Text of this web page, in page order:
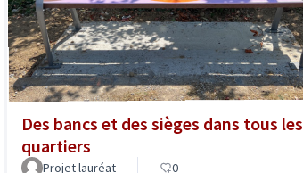
Des bancs et des sièges dans tous les
quartiers
Projet lauréat 0